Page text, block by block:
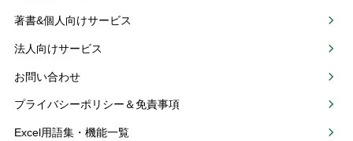
著書&個人向けサービス
法人向けサービス
お問い合わせ
プライバシーポリシー＆免責事項
Excel用語集・機能一覧